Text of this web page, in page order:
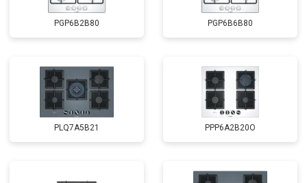
PGP6B2B80 PGP6B6B80
PLQ7A5B21 PPP6A2B20O